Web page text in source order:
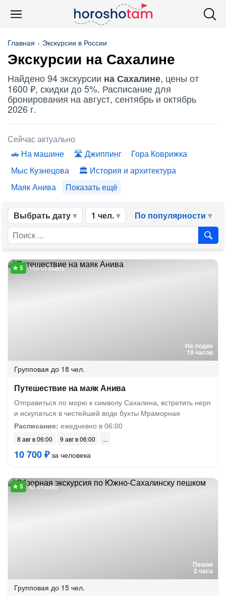
Главная Экскурсии в России
Экскурсии на Сахалине
Найдено 94 экскурсии на Сахалине, цены от
1600 ₽, скидки до 5%. Расписание для
бронирования на август, сентябрь и октябрь
2026 г.
Сейчас актуально
На машине
Джиппинг
Гора Коврижка
Мыс Кузнецова
История и архитектура
Маяк Анива
Показать ещё
Выбрать дату 1 чел. По популярности
На лодке
10 часов
199 отзывов
Групповая до 18 чел.
Путешествие на маяк Анива
Отправиться по морю к символу Сахалина, встретить нерп
и искупаться в чистейшей воде бухты Мраморная
Расписание: ежедневно в 06:00
8 авг в 06:00 9 авг в 06:00
10 700 ₽за человека
Пешая
2 часа
42 отзыва
Групповая до 15 чел.